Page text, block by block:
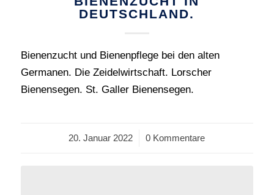
DEUTSCHLAND.
Bienenzucht und Bienenpflege bei den alten
Germanen. Die Zeidelwirtschaft. Lorscher
Bienensegen. St. Galler Bienensegen.
20. Januar 2022
/ 0 Kommentare